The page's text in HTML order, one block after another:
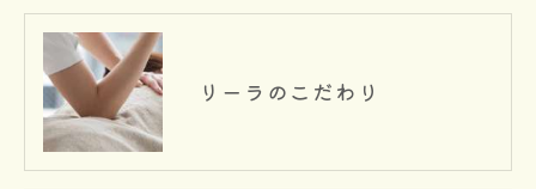
リーラのこだわり